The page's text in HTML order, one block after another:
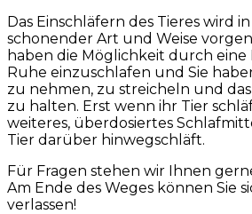
Das Einschläfern des Tieres wird
schonender Art und Weise
haben die Möglichkeit durch eine
Ruhe einzuschlafen und Sie
zu nehmen, zu streicheln und
zu halten. Erst wenn ihr Tier
weiteres, überdosiertes
Tier darüber hinwegschläft.
Für Fragen stehen wir Ihnen
Am Ende des Weges können Sie
verlassen!